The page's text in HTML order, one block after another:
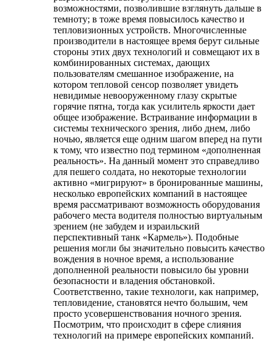
возможностями, позволившие взглянуть дальше в
темноту; в тоже время повысилось качество и
тепловизионных устройств. Многочисленные
производители в настоящее время берут сильные
стороны этих двух технологий и совмещают их в
комбинированных системах, дающих
пользователям смешанное изображение, на
котором тепловой сенсор позволяет увидеть
невидимые невооруженному глазу скрытые
горячие пятна, тогда как усилитель яркости дает
общее изображение. Встраивание информации в
системы технического зрения, либо днем, либо
ночью, является еще одним шагом вперед на пути
к тому, что известно под термином «дополненная
реальность». На данный момент это справедливо
для пешего солдата, но некоторые технологии
активно «мигрируют» в бронированные машины,
несколько европейских компаний в настоящее
время рассматривают возможность оборудования
рабочего места водителя полностью виртуальным
зрением (не забудем и израильский
перспективный танк «Кармель»). Подобные
решения могли бы значительно повысить качество
вождения в ночное время, а использование
дополненной реальности повысило бы уровни
безопасности и владения обстановкой.
Соответственно, такие технологи, как например,
тепловидение, становятся нечто большим, чем
просто усовершенствования ночного зрения.
Посмотрим, что происходит в сфере слияния
технологий на примере европейских компаний.